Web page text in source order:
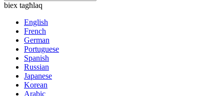
biex tagħlaq
English
French
German
Portuguese
Spanish
Russian
Japanese
Korean
Arabic